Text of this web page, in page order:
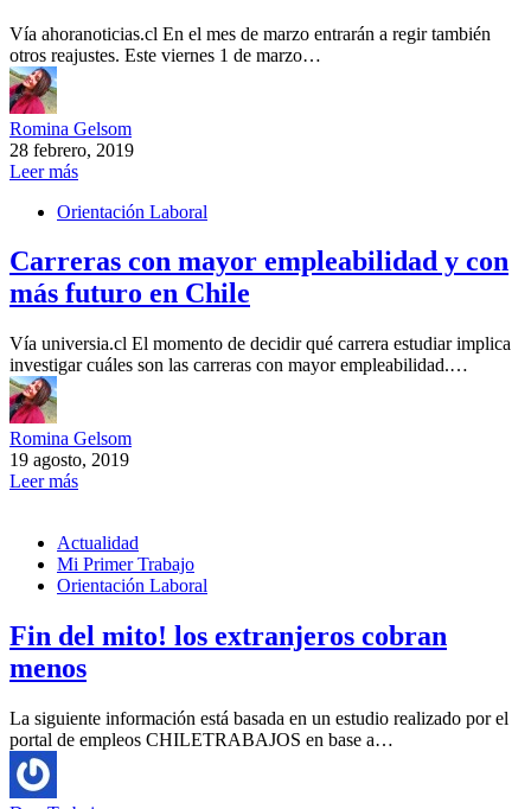
Vía ahoranoticias.cl En el mes de marzo entrarán a regir también
otros reajustes. Este viernes 1 de marzo…
Romina Gelsom
28 febrero, 2019
Leer más
Orientación Laboral
Carreras con mayor empleabilidad y con
más futuro en Chile
Vía universia.cl El momento de decidir qué carrera estudiar implica
investigar cuáles son las carreras con mayor empleabilidad.…
Romina Gelsom
19 agosto, 2019
Leer más
Actualidad
Mi Primer Trabajo
Orientación Laboral
Fin del mito! los extranjeros cobran
menos
La siguiente información está basada en un estudio realizado por el
portal de empleos CHILETRABAJOS en base a…